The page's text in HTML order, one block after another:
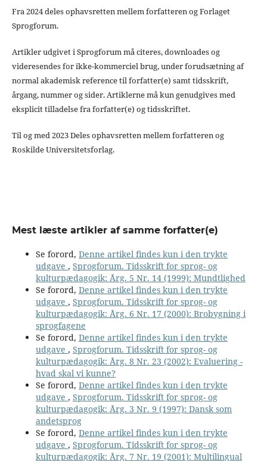
Fra 2024 deles ophavsretten mellem forfatteren og Forlaget
Sprogforum.
Artikler udgivet i Sprogforum må citeres, downloades og
videresendes for ikke-kommerciel brug, under forudsætning af
normal akademisk reference til forfatter(e) samt tidsskrift,
årgang, nummer og sider. Artiklerne må kun genudgives med
eksplicit tilladelse fra forfatter(e) og tidsskriftet.
Til og med 2023 Deles ophavsretten mellem forfatteren og
Roskilde Universitetsforlag.
Mest læste artikler af samme forfatter(e)
Se forord, Denne artikel findes kun i den trykte
udgave , Sprogforum. Tidsskrift for sprog- og
kulturpædagogik: Årg. 5 Nr. 14 (1999): Mundtlighed
Se forord, Denne artikel findes kun i den trykte
udgave , Sprogforum. Tidsskrift for sprog- og
kulturpædagogik: Årg. 6 Nr. 17 (2000): Brobygning i
sprogfagene
Se forord, Denne artikel findes kun i den trykte
udgave , Sprogforum. Tidsskrift for sprog- og
kulturpædagogik: Årg. 8 Nr. 23 (2002): Evaluering -
hvad skal vi kunne?
Se forord, Denne artikel findes kun i den trykte
udgave , Sprogforum. Tidsskrift for sprog- og
kulturpædagogik: Årg. 3 Nr. 9 (1997): Dansk som
andetsprog
Se forord, Denne artikel findes kun i den trykte
udgave , Sprogforum. Tidsskrift for sprog- og
kulturpædagogik: Årg. 7 Nr. 19 (2001): Multilingual